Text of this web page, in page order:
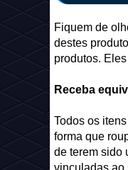
Fiquem de
destes
produtos.
Receba
Todos os
forma que
de terem sido
vinculadas ao